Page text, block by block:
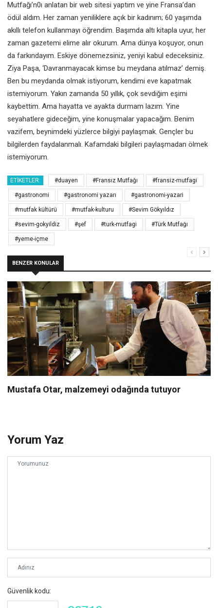
Mutfağı’n0ı anlatan bir web sitesi yaptım ve yine Fransa’dan
ödül aldım. Her zaman yeniliklere açık bir kadınım; 60 yaşımda
akıllı telefon kullanmayı öğrendim. Başımda altı kitapla uyur, her
zaman gazetemi elime alır okurum. Ama dünya koşuyor, onun
da farkındayım. Eskiye dönemezsiniz, yeniyi kabul edeceksiniz.
Ziya Paşa, ‘Davranmayacak kimse bu meydana atılmaz’ demiş.
Ben bu meydanda olmak istiyorum, kendimi eve kapatmak
istemiyorum. Yakın zamanda 50 yıllık, çok sevdiğim eşimi
kaybettim. Ama hayatta ve ayakta durmam lazım. Yine
seyahatlere gideceğim, yine konuşmalar yapacağım. Benim
vazifem, beynimdeki yüzlerce bilgiyi paylaşmak. Gençler bu
bilgilerden faydalanmalı. Kafamdaki bilgileri paylaşmadan ölmek
istemiyorum.
ETIKETLER: #duayen #Fransız Mutfağı #fransiz-mutfagi
#gastronomi #gastronomi yazarı #gastronomi-yazari
#mutfak kültürü #mutfak-kulturu #Sevim Gökyıldız
#sevim-gokyildiz #şef #turk-mutfagi #Türk Mutfağı
#yeme-içme
BENZER KONULAR
Mustafa Otar, malzemeyi odağında tutuyor
Yorum Yaz
Güvenlik kodu: